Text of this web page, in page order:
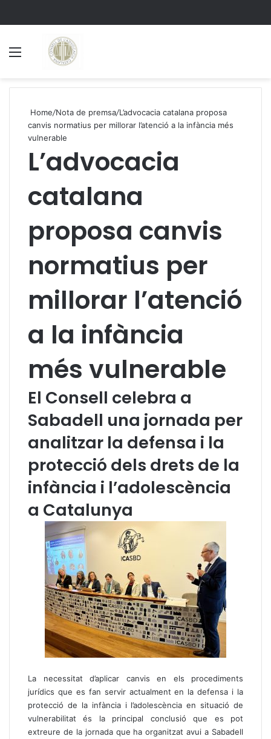
Home/Nota de premsa/L’advocacia catalana proposa
canvis normatius per millorar l’atenció a la infància més
vulnerable
L’advocacia
catalana
proposa canvis
normatius per
millorar l’atenció
a la infància
més vulnerable
El Consell celebra a
Sabadell una jornada per
analitzar la defensa i la
protecció dels drets de la
infància i l’adolescència
a Catalunya
La necessitat d’aplicar canvis en els procediments
jurídics que es fan servir actualment en la defensa i la
protecció de la infància i l’adolescència en situació de
vulnerabilitat és la principal conclusió que es pot
extreure de la jornada que ha organitzat avui a Sabadell